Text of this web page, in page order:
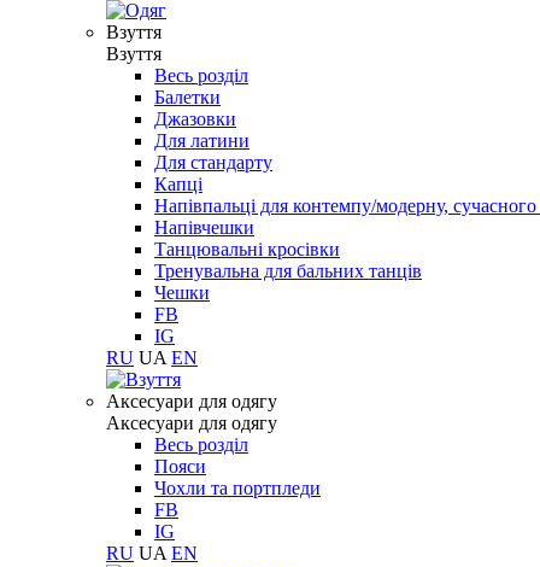
Взуття
Взуття
Весь розділ
Балетки
Джазовки
Для латини
Для стандарту
Капці
Напівпальці для контемпу/модерну,
Напівчешки
Танцювальні кросівки
Тренувальна для бальних танців
Чешки
FB
IG
RU UA EN
Aксесуари для одягу
Aксесуари для одягу
Весь розділ
Пояси
Чохли та портпледи
FB
IG
RU UA EN